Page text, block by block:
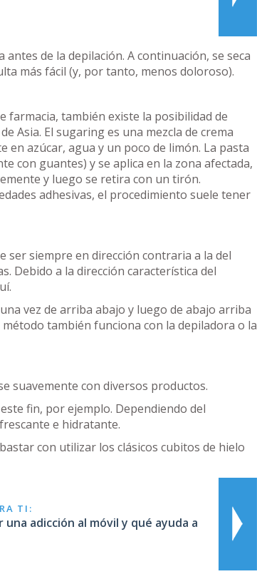
de la depilación. A continuación, se seca
más fácil (y, por tanto, menos doloroso).
farmacia, también existe la posibilidad de
Asia. El sugaring es una mezcla de crema
en azúcar, agua y un poco de limón. La pasta
con guantes) y se aplica en la zona afectada,
y luego se retira con un tirón.
adhesivas, el procedimiento suele tener
ser siempre en dirección contraria a la del
Debido a la dirección característica del
vez de arriba abajo y luego de abajo arriba
también funciona con la depiladora o la
suavemente con diversos productos.
fin, por ejemplo. Dependiendo del
e hidratante.
con utilizar los clásicos cubitos de hielo
TI:
una adicción al móvil y qué ayuda a